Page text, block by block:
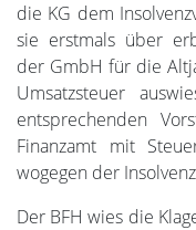
die KG dem
sie erstmals über
der GmbH für die
Umsatzsteuer
entsprechenden
Finanzamt mit
wogegen der
Der BFH wies die